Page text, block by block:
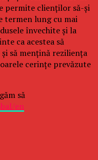
permite clienților să-și
termen lung cu mai
învechite și la
ca acestea să
să mențină reziliența
cerințe prevăzute
să
en